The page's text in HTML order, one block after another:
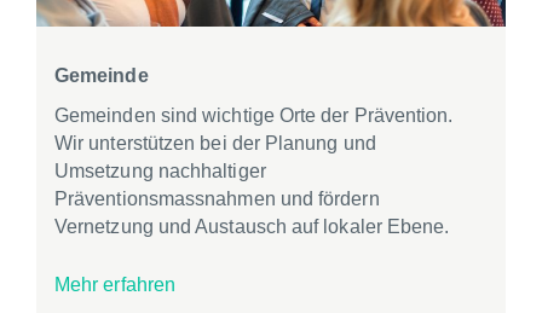
Gemeinde
Gemeinden sind wichtige Orte der Prävention.
Wir unterstützen bei der Planung und
Umsetzung nachhaltiger
Präventionsmassnahmen und fördern
Vernetzung und Austausch auf lokaler Ebene.
Mehr erfahren